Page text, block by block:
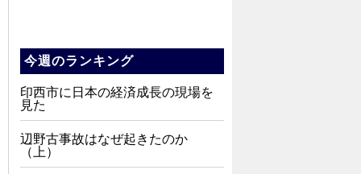
今週のランキング
印西市に日本の経済成長の現場を
見た
辺野古事故はなぜ起きたのか
（上）